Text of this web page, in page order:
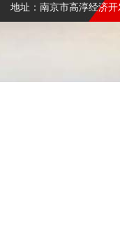
地址：南京市高淳经济